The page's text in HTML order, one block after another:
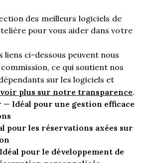
des meilleurs logiciels de
pour vous aider dans votre
liens ci-dessous peuvent nous
ce qui soutient nos
sur les logiciels et
plus sur notre transparence.
— Idéal pour une gestion efficace
pour les réservations axées sur
Idéal pour le développement de